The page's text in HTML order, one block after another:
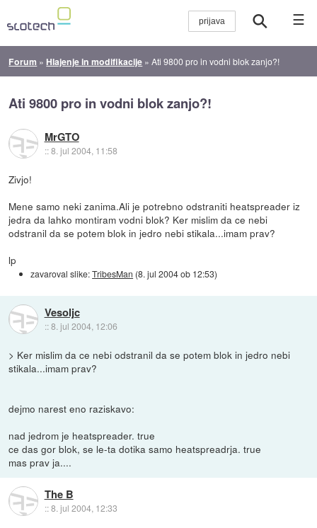
☰
Forum » Hlajenje in modifikacije »Ati 9800 pro in vodni blok zanjo?!
Ati 9800 pro in vodni blok zanjo?!
MrGTO
::8. jul 2004, 11:58
Zivjo!
Mene samo neki zanima.Ali je potrebno odstraniti heatspreader iz
jedra da lahko montiram vodni blok? Ker mislim da ce nebi
odstranil da se potem blok in jedro nebi stikala...imam prav?
lp
zavaroval slike:TribesMan (8. jul 2004 ob 12:53)
Vesoljc
::8. jul 2004, 12:06
> Ker mislim da ce nebi odstranil da se potem blok in jedro nebi
stikala...imam prav?
dejmo narest eno raziskavo:
nad jedrom je heatspreader. true
ce das gor blok, se le-ta dotika samo heatspreadrja. true
mas prav ja....
The B
::8. jul 2004, 12:33